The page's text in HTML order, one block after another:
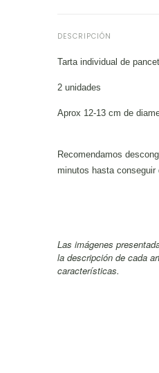
DESCRIPCIÓN
Tarta individual de
2 unidades
Aprox 12-13 cm de
Recomendamos
minutos hasta conseguir
Las imágenes
la descripción de cada
características.